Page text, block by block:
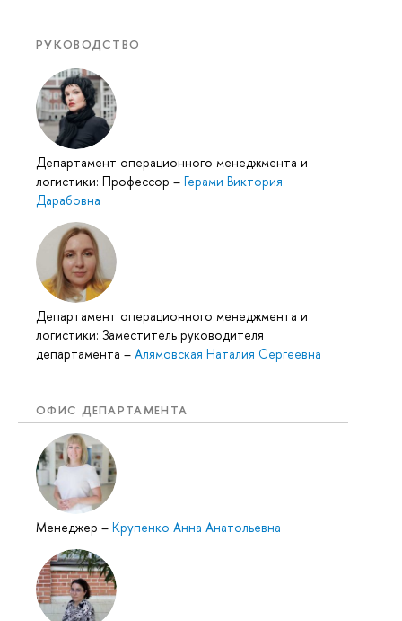
РУКОВОДСТВО
Департамент операционного менеджмента и
логистики: Профессор – Герами Виктория
Дарабовна
Департамент операционного менеджмента и
логистики: Заместитель руководителя
департамента – Алямовская Наталия Сергеевна
ОФИС ДЕПАРТАМЕНТА
Менеджер – Крупенко Анна Анатольевна